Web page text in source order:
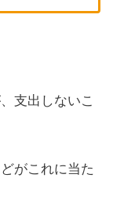
支出しないこ
がこれに当た